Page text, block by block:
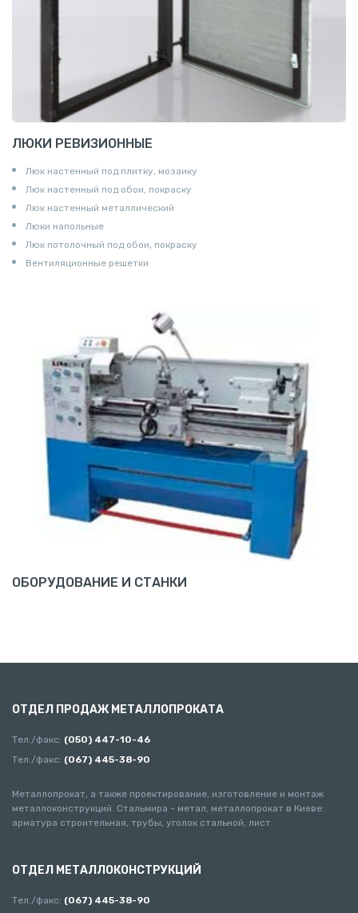
ЛЮКИ РЕВИЗИОННЫЕ
Люк настенный под плитку, мозаику
Люк настенный под обои, покраску
Люк настенный металлический
Люки напольные
Люк потолочный под обои, покраску
Вентиляционные решетки
ОБОРУДОВАНИЕ И СТАНКИ
ОТДЕЛ ПРОДАЖ МЕТАЛЛОПРОКАТА
Тел./факс: (050) 447-10-46
Тел./факс: (067) 445-38-90
Металлопрокат, а также проектирование, изготовление и монтаж
металлоконструкций. Стальмира - метал, металлопрокат в Киеве:
арматура строительная, трубы, уголок стальной, лист.
ОТДЕЛ МЕТАЛЛОКОНСТРУКЦИЙ
Тел./факс: (067) 445-38-90